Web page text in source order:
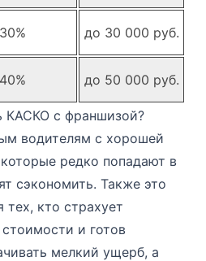
до 30 000 руб.
до 50 000 руб.
КАСКО с франшизой?
водителям с хорошей
редко попадают в
сэкономить. Также это
кто страхует
и готов
мелкий ущерб, а